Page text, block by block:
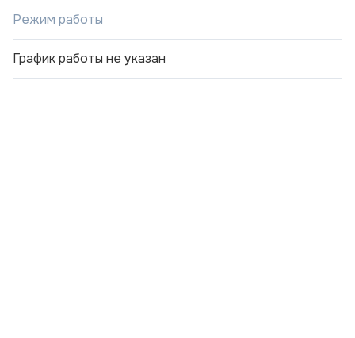
Режим работы
График работы не указан